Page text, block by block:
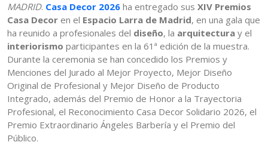
MADRID. Casa Decor 2026 ha entregado sus XIV Premios
Casa Decor en el Espacio Larra de Madrid, en una gala que
ha reunido a profesionales del diseño, la arquitectura y el
interiorismo participantes en la 61ª edición de la muestra.
Durante la ceremonia se han concedido los Premios y
Menciones del Jurado al Mejor Proyecto, Mejor Diseño
Original de Profesional y Mejor Diseño de Producto
Integrado, además del Premio de Honor a la Trayectoria
Profesional, el Reconocimiento Casa Decor Solidario 2026, el
Premio Extraordinario Ángeles Barbería y el Premio del
Público.